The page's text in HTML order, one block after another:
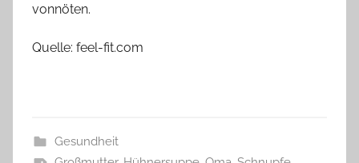
vonnöten.
Quelle: feel-fit.com
Gesundheit